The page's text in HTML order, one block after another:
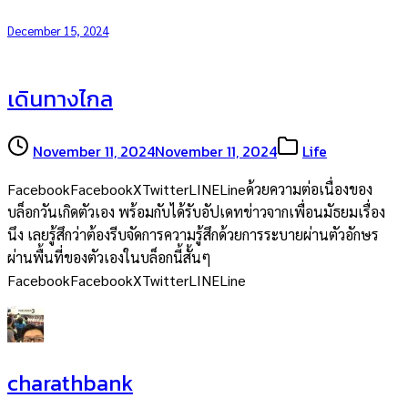
December 15, 2024
เดินทางไกล
November 11, 2024November 11, 2024 Life
FacebookFacebookXTwitterLINELineด้วยความต่อเนื่องของ
บล็อกวันเกิดตัวเอง พร้อมกับได้รับอัปเดทข่าวจากเพื่อนมัธยมเรื่อง
นึง เลยรู้สึกว่าต้องรีบจัดการความรู้สึกด้วยการระบายผ่านตัวอักษร
ผ่านพื้นที่ของตัวเองในบล็อกนี้สั้นๆ
FacebookFacebookXTwitterLINELine
charathbank